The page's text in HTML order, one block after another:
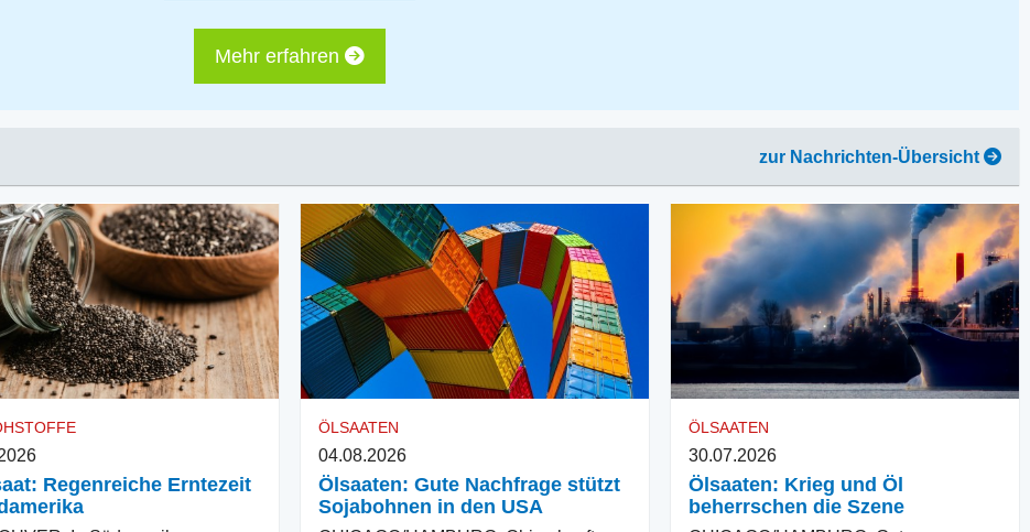
Mehr erfahren
zur Nachrichten-Übersicht
Regenreiche Erntezeit
ÖLSAATEN
04.08.2026
Ölsaaten: Gute Nachfrage stützt
Sojabohnen in den USA
ÖLSAATEN
30.07.2026
Ölsaaten: Krieg und Öl
beherrschen die Szene